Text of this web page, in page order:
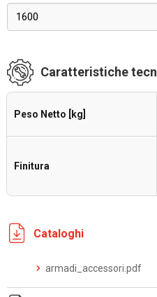
1600
Caratteristiche
Peso Netto [kg]
Finitura
Cataloghi
armadi_accessori.pdf